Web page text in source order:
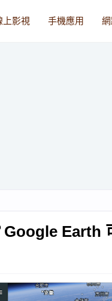
上影視 手機應用
Google Earth